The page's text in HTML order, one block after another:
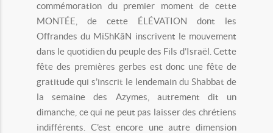
commémoration du premier moment de cette
MONTÉE, de cette ÉLÉVATION dont les
Offrandes du MiShKâN inscrivent le mouvement
dans le quotidien du peuple des Fils d’Israël. Cette
fête des premières gerbes est donc une fête de
gratitude qui s’inscrit le lendemain du Shabbat de
la semaine des Azymes, autrement dit un
dimanche, ce qui ne peut pas laisser des chrétiens
indifférents. C’est encore une autre dimension